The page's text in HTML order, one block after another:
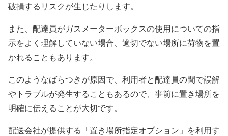
破損するリスクが生じたりします。
また、配達員がガスメーターボックスの使用についての指
示をよく理解していない場合、適切でない場所に荷物を置
かれることもあります。
このようなばらつきが原因で、利用者と配達員の間で誤解
やトラブルが発生することもあるので、事前に置き場所を
明確に伝えることが大切です。
配送会社が提供する「置き場所指定オプション」を利用す